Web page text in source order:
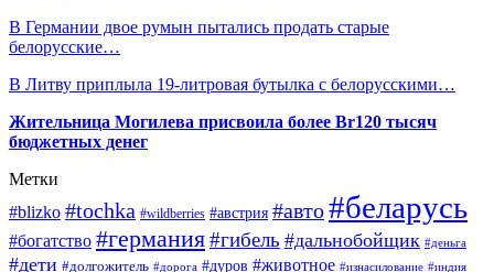
В Германии двое румын пытались продать старые
белорусские…
В Литву приплыла 19-литровая бутылка с белорусскими…
Жительница Могилева присвоила более Br120 тысяч
бюджетных денег
Метки
#blizko #tochka #wildberries #австрия #авто#беларусь
#богатство #германия#гибель #дальнобойщик #деньга
#дети #долгожитель #дорога #дуров #животное #изнасилование #индия